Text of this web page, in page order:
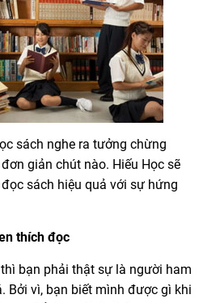
sách nghe ra tưởng chừng
giản chút nào. Hiếu Học sẽ
sách hiệu quả với sự hứng
thích đọc
bạn phải thật sự là người ham
Bởi vì, bạn biết mình được gì khi